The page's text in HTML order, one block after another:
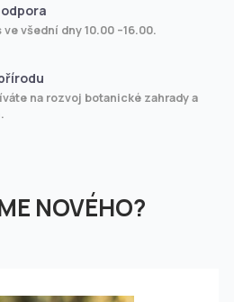
všední dny 10.00 –16.00.
na rozvoj botanické zahrady a
NOVÉHO?